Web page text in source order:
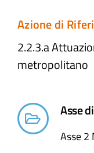
Azione di
2.2.3.a
metropolitano​
Asse
Asse 2